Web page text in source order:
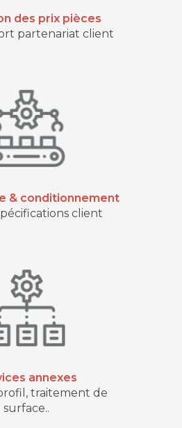
des prix pièces
partenariat client
& conditionnement
client
annexes
traitement de
surface..